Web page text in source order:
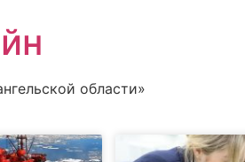
области»